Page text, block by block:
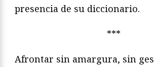
presencia de su diccionario.
***
Afrontar sin amargura, sin